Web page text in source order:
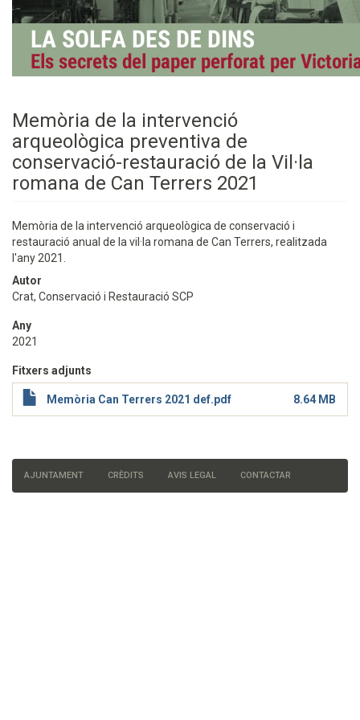
Memòria de la intervenció
arqueològica preventiva de
conservació-restauració de la Vil·la
romana de Can Terrers 2021
Memòria de la intervenció arqueològica de conservació i
restauració anual de la vil·la romana de Can Terrers, realitzada
l'any 2021.
Autor
Crat, Conservació i Restauració SCP
Any
2021
Fitxers adjunts
Memòria Can Terrers 2021 def.pdf 8.64 MB
Menú
AJUNTAMENT CRÈDITS AVIS LEGAL CONTACTAR